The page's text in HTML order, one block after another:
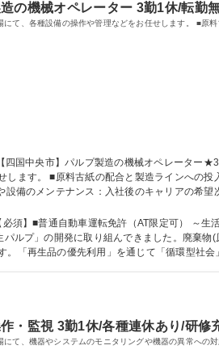
の機械オペレーター 3勤1休/転勤
て、各種設備の操作や管理などをお任せします。 ■原
料古紙の配合と製造ラインへの投入：フォークリフト
備のメンテナンス：入社後のキャリアの希
仕事内容など学んだり、実際に現場を回っ
ます 募集職種 ◎未経験歓迎【四国中央市】パルプ製造の機械オ
必需品である紙の生産を通じて、未来へ美しい自然を残す～ 当社では、設立
ルプ」の開発に取り組んできました。廃棄
再生品の優先利用」を通じて「循環型社会」を実
・監視 3勤1休/各種連休あり/研修
て、機器やシステムのモニタリングや機器の異常への